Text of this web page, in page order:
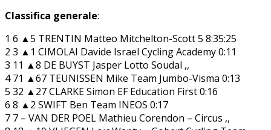
Classifica generale:
1 6 ▲5 TRENTIN Matteo Mitchelton-Scott 5 8:35:25
2 3 ▲1 CIMOLAI Davide Israel Cycling Academy 0:11
3 11 ▲8 DE BUYST Jasper Lotto Soudal ,,
4 71 ▲67 TEUNISSEN Mike Team Jumbo-Visma 0:13
5 32 ▲27 CLARKE Simon EF Education First 0:16
6 8 ▲2 SWIFT Ben Team INEOS 0:17
7 7 – VAN DER POEL Mathieu Corendon – Circus ,,